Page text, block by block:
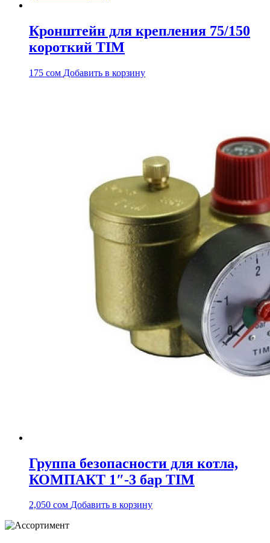
Кронштейн для крепления 75/150
короткий TIM
175 сом Добавить в корзину
Группа безопасности для котла,
КОМПАКТ 1″-3 бар TIM
2,050 сом Добавить в корзину